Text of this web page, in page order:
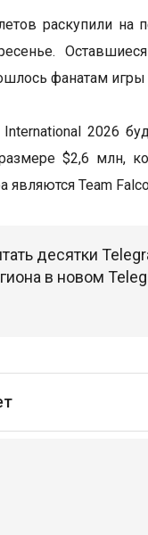
раскупили на
фанатам
2026
$2,6 млн,
являются Team
десятки
в новом